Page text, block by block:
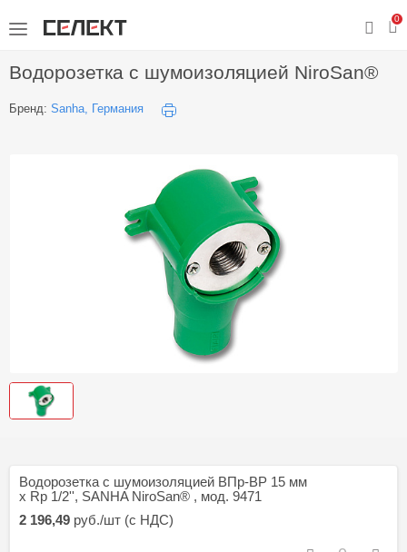
0
Водорозетка с шумоизоляцией NiroSan®
Бренд: Sanha, Германия
Водорозетка с шумоизоляцией ВПр-ВР 15 мм
x Rp 1/2'', SANHA NiroSan® , мод. 9471
2 196,49 руб./шт (с НДС)